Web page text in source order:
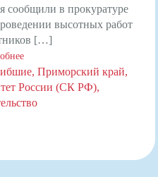
сообщили в прокуратуре
высотных работ
[…]
Приморский край
России (СК РФ)